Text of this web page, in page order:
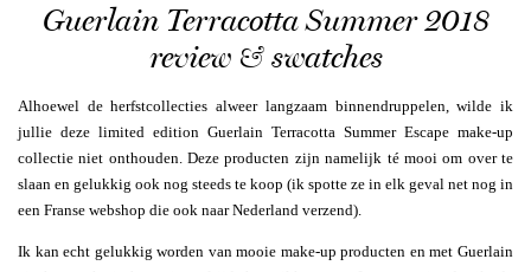
Guerlain Terracotta Summer 2018
review & swatches
Alhoewel de herfstcollecties alweer langzaam binnendruppelen, wilde ik
jullie deze limited edition Guerlain Terracotta Summer Escape make-up
collectie niet onthouden. Deze producten zijn namelijk té mooi om over te
slaan en gelukkig ook nog steeds te koop (ik spotte ze in elk geval net nog in
een Franse webshop die ook naar Nederland verzend).
Ik kan echt gelukkig worden van mooie make-up producten en met Guerlain